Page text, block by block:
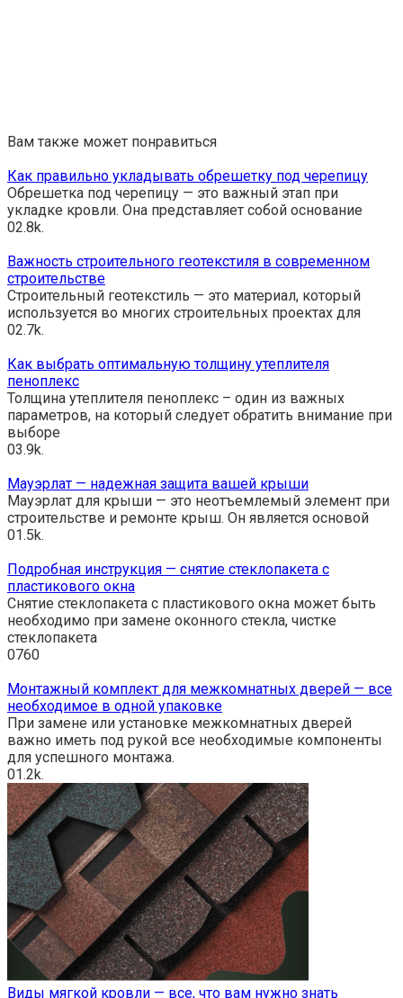
Вам также может понравиться
Как правильно укладывать обрешетку под черепицу
Обрешетка под черепицу — это важный этап при
укладке кровли. Она представляет собой основание
02.8k.
Важность строительного геотекстиля в современном
строительстве
Строительный геотекстиль — это материал, который
используется во многих строительных проектах для
02.7k.
Как выбрать оптимальную толщину утеплителя
пеноплекс
Толщина утеплителя пеноплекс – один из важных
параметров, на который следует обратить внимание при
выборе
03.9k.
Мауэрлат — надежная защита вашей крыши
Мауэрлат для крыши — это неотъемлемый элемент при
строительстве и ремонте крыш. Он является основой
01.5k.
Подробная инструкция — снятие стеклопакета с
пластикового окна
Снятие стеклопакета с пластикового окна может быть
необходимо при замене оконного стекла, чистке
стеклопакета
0760
Монтажный комплект для межкомнатных дверей — все
необходимое в одной упаковке
При замене или установке межкомнатных дверей
важно иметь под рукой все необходимые компоненты
для успешного монтажа.
01.2k.
Виды мягкой кровли — все, что вам нужно знать